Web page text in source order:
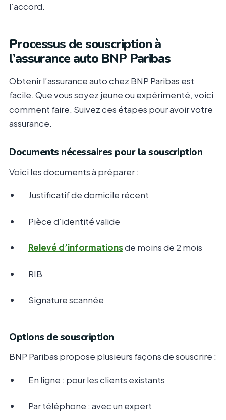
l’accord.
Processus de souscription à
l’assurance auto BNP Paribas
Obtenir l’assurance auto chez BNP Paribas est
facile. Que vous soyez jeune ou expérimenté, voici
comment faire. Suivez ces étapes pour avoir votre
assurance.
Documents nécessaires pour la souscription
Voici les documents à préparer :
Justificatif de domicile récent
Pièce d’identité valide
Relevé d’informationsde moins de 2 mois
RIB
Signature scannée
Options de souscription
BNP Paribas propose plusieurs façons de souscrire :
En ligne : pour les clients existants
Par téléphone : avec un expert